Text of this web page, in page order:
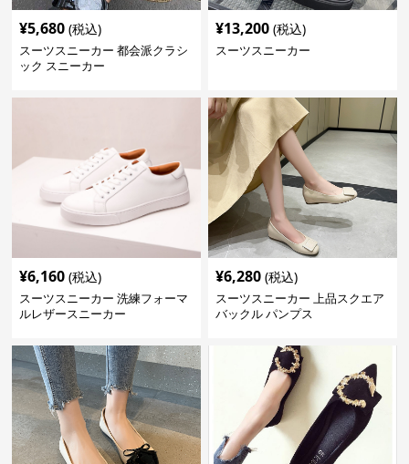
¥5,680 (税込)
スーツスニーカー 都会派クラシ
ック スニーカー
¥13,200 (税込)
スーツスニーカー
¥6,160 (税込)
スーツスニーカー 洗練フォーマ
ルレザースニーカー
¥6,280 (税込)
スーツスニーカー 上品スクエア
バックル パンプス